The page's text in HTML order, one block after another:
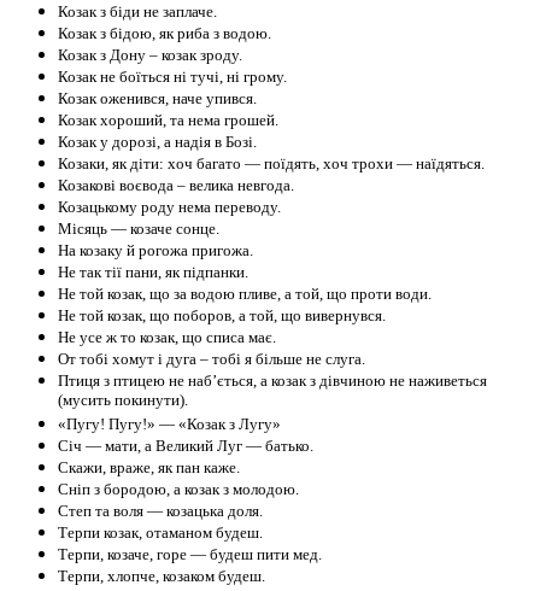
Козак з біди не заплаче.
Козак з бідою, як риба з водою.
Козак з Дону – козак зроду.
Козак не боїться ні тучі, ні грому.
Козак оженився, наче упився.
Козак хороший, та нема грошей.
Козак у дорозі, а надія в Бозі.
Козаки, як діти: хоч багато — поїдять, хоч трохи — наїдяться.
Козакові воєвода – велика невгода.
Козацькому роду нема переводу.
Місяць — козаче сонце.
На козаку й рогожа пригожа.
Не так тії пани, як підпанки.
Не той козак, що за водою пливе, а той, що проти води.
Не той козак, що поборов, а той, що вивернувся.
Не усе ж то козак, що списа має.
От тобі хомут і дуга – тобі я більше не слуга.
Птиця з птицею не наб’ється, а козак з дівчиною не наживеться
(мусить покинути).
«Пугу! Пугу!» — «Козак з Лугу»
Січ — мати, а Великий Луг — батько.
Скажи, враже, як пан каже.
Сніп з бородою, а козак з молодою.
Степ та воля — козацька доля.
Терпи козак, отаманом будеш.
Терпи, козаче, горе — будеш пити мед.
Терпи, хлопче, козаком будеш.